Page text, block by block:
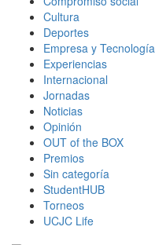
Cultura
Deportes
Empresa y Tecnología
Experiencias
Internacional
Jornadas
Noticias
Opinión
OUT of the BOX
Premios
Sin categoría
StudentHUB
Torneos
UCJC Life